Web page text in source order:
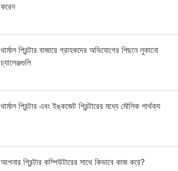
করেন
থার্মাল প্রিন্টার বাজারে গ্রাহকদের অভিযোগের পিছনে লুকানো
চ্যালেঞ্জগুলি
থার্মাল প্রিন্টার এবং ইঙ্কজেট প্রিন্টারের মধ্যে মৌলিক পার্থক্য
আপনার প্রিন্টার কম্পিউটারের সাথে কিভাবে কাজ করে?